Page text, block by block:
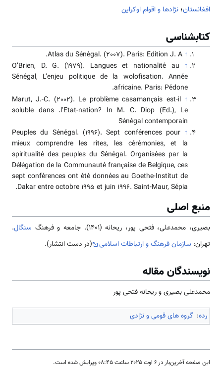
افغانستان؛ نژادها و اقوام اوکراین
کتابشناسی
↑
Atlas du Sénégal. (2007). Paris: Édition J. A.
↑
O’Brien, D. G. (1979). Langues et nationalité au
Sénégal, L’enjeu politique de la wolofisation. Année
africaine. Paris: Pédone.
↑
Marut, J.-C. (2002). Le problème casamançais est-il
soluble dans .l’Etat-nation? In M. C. Diop (Ed.), Le
Sénégal contemporain
↑
Peuples du Sénégal. (1996). Sept conférences pour
mieux comprendre les rites, les cérémonies, et la
spiritualité des peuples du Sénégal. Organisées par la
Délégation de la Communauté française de Belgique, ces
sept conférences ont été données au Goethe-Institut de
Dakar entre octobre 1995 et juin 1996. Saint-Maur, Sépia.
منبع اصلی
بصیری، محمدعلی، فتحی پور، ریحانه (1401). جامعه و فرهنگ سنگال.
تهران: سازمان فرهنگ و ارتباطات اسلامی (در دست انتشار).
نویسندگان مقاله
محمدعلی بصیری و ریحانه فتحی پور
رده: گروه های قومی و نژادی
این صفحه آخرین‌بار در ‏۶ اوت ۲۰۲۵ ساعت ‏۰۸:۴۵ ویرایش شده است.